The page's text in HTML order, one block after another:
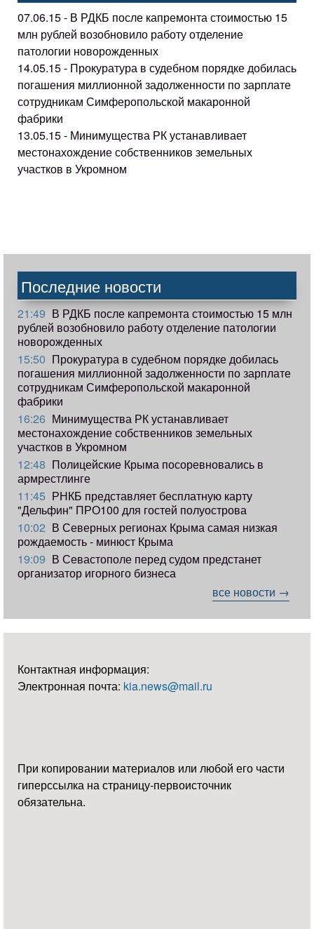
07.06.15 - В РДКБ после капремонта стоимостью 15
млн рублей возобновило работу отделение
патологии новорожденных
14.05.15 - Прокуратура в судебном порядке добилась
погашения миллионной задолженности по зарплате
сотрудникам Симферопольской макаронной
фабрики
13.05.15 - Минимущества РК устанавливает
местонахождение собственников земельных
участков в Укромном
Последние новости
21:49 В РДКБ после капремонта стоимостью 15 млн
рублей возобновило работу отделение патологии
новорожденных
15:50 Прокуратура в судебном порядке добилась
погашения миллионной задолженности по зарплате
сотрудникам Симферопольской макаронной
фабрики
16:26 Минимущества РК устанавливает
местонахождение собственников земельных
участков в Укромном
12:48 Полицейские Крыма посоревновались в
армрестлинге
11:45 РНКБ представляет бесплатную карту
"Дельфин" ПРО100 для гостей полуострова
10:02 В Северных регионах Крыма самая низкая
рождаемость - минюст Крыма
19:09 В Севастополе перед судом предстанет
организатор игорного бизнеса
все новости →
Контактная информация:
Электронная почта: kia.news@mail.ru
При копировании материалов или любой его части
гиперссылка на страницу-первоисточник
обязательна.